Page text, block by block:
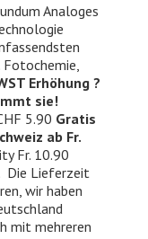
Analoges
Erhöhung ?
sie!
5.90 Gratis
ab Fr.
Fr. 10.90
Die Lieferzeit
wir haben
mit mehreren